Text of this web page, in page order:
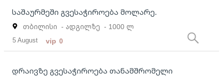
საშაურმეში გვესაჭიროება მოლარე.
თბილისი - ადგილზე - 1000 ლ
5 August vip 0
დრაივზე გვესაჭიროება თანამშრომელი